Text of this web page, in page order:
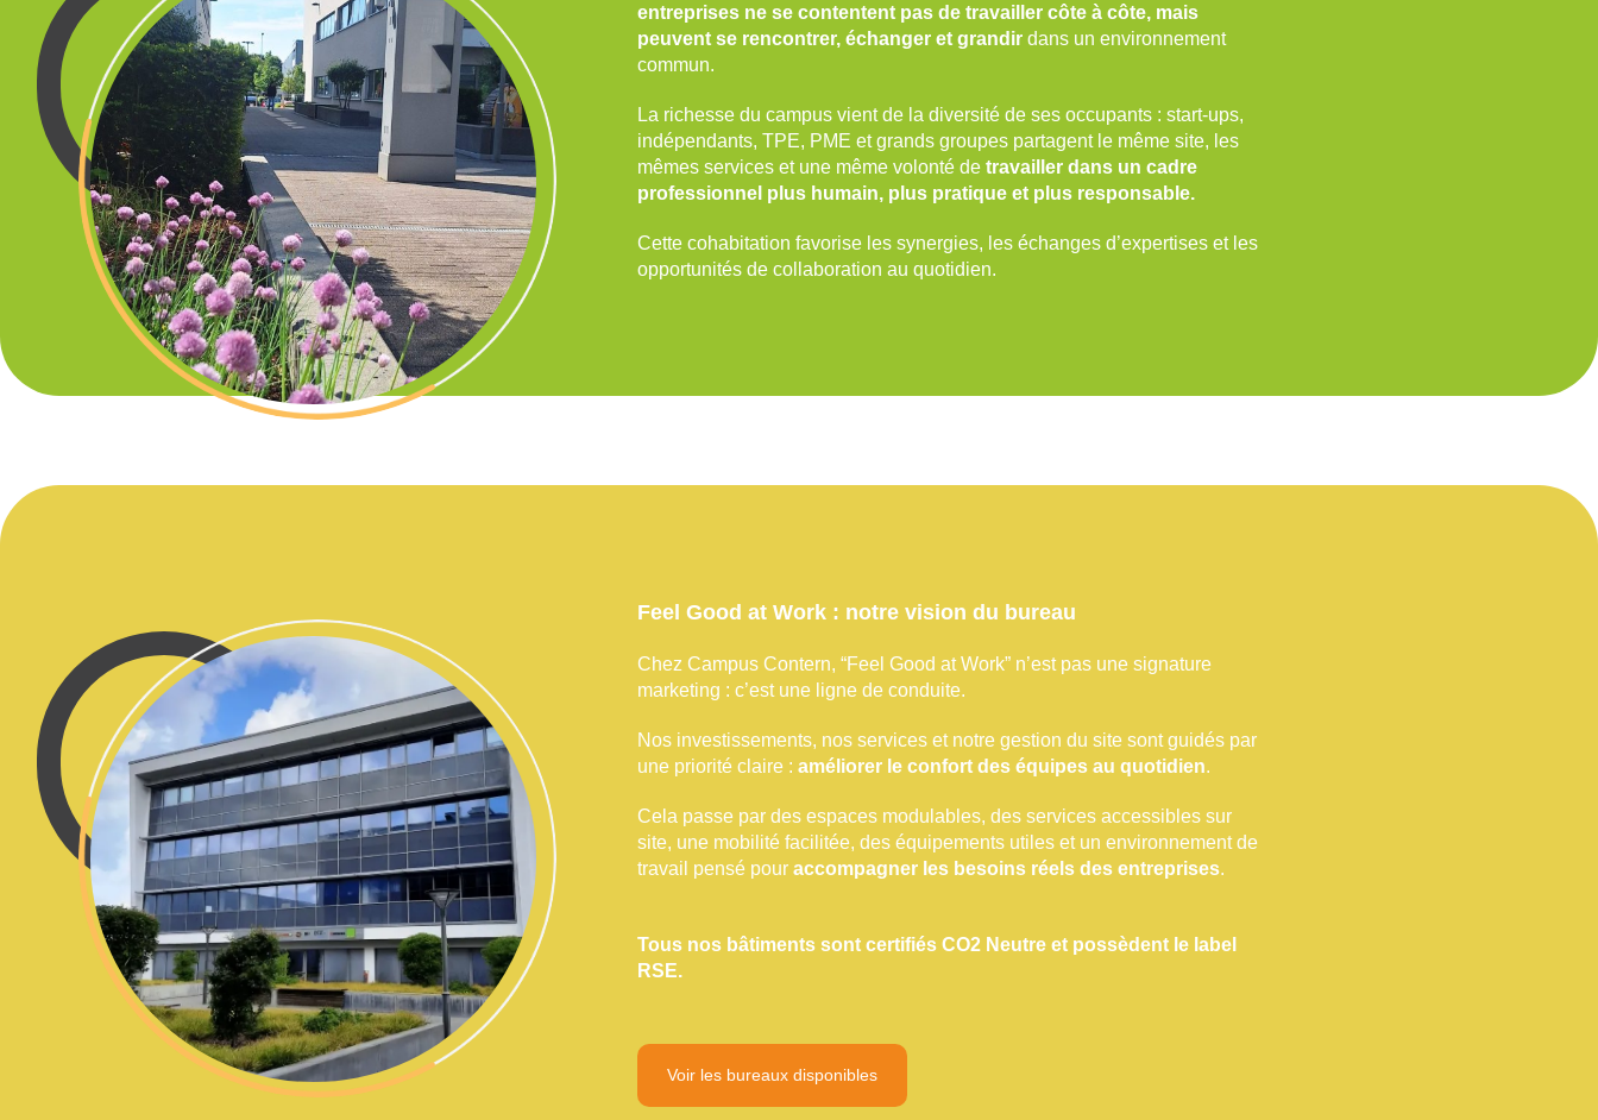
entreprises ne se contentent pas de travailler côte à côte, mais
peuvent se rencontrer, échanger et grandirdans un environnement
commun.
La richesse du campus vient de la diversité de ses occupants : start-ups,
indépendants, TPE, PME et grands groupes partagent le même site, les
mêmes services et une même volonté de travailler dans un cadre
professionnel plus humain, plus pratique et plus responsable.
Cette cohabitation favorise les synergies, les échanges d’expertises et les
opportunités de collaboration au quotidien.
Feel Good at Work : notre vision du bureau
Chez Campus Contern, “Feel Good at Work” n’est pas une signature
marketing : c’est une ligne de conduite.
Nos investissements, nos services et notre gestion du site sont guidés par
une priorité claire : améliorer le confort des équipes au quotidien.
Cela passe par des espaces modulables, des services accessibles sur
site, une mobilité facilitée, des équipements utiles et un environnement de
travail pensé pour accompagner les besoins réels des entreprises.
Tous nos bâtiments sont certifiés CO2 Neutre et possèdent le label
RSE.
Voir les bureaux disponibles